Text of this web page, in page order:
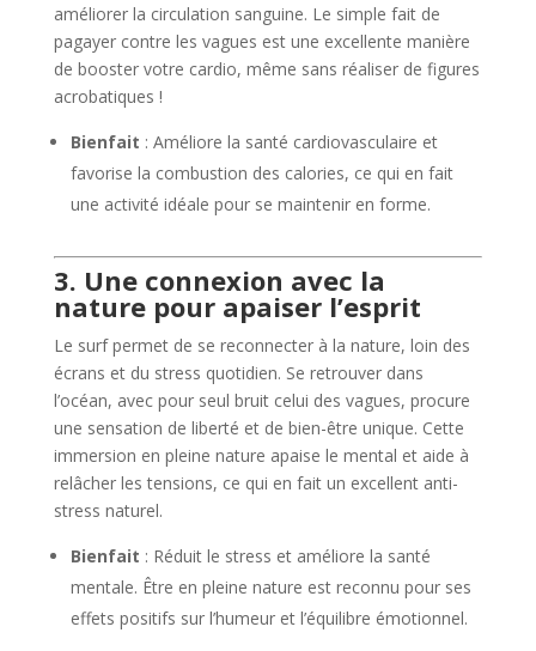
améliorer la circulation sanguine. Le simple fait de
pagayer contre les vagues est une excellente manière
de booster votre cardio, même sans réaliser de figures
acrobatiques !
Bienfait : Améliore la santé cardiovasculaire et
favorise la combustion des calories, ce qui en fait
une activité idéale pour se maintenir en forme.
3. Une connexion avec la
nature pour apaiser l’esprit
Le surf permet de se reconnecter à la nature, loin des
écrans et du stress quotidien. Se retrouver dans
l’océan, avec pour seul bruit celui des vagues, procure
une sensation de liberté et de bien-être unique. Cette
immersion en pleine nature apaise le mental et aide à
relâcher les tensions, ce qui en fait un excellent anti-
stress naturel.
Bienfait : Réduit le stress et améliore la santé
mentale. Être en pleine nature est reconnu pour ses
effets positifs sur l’humeur et l’équilibre émotionnel.